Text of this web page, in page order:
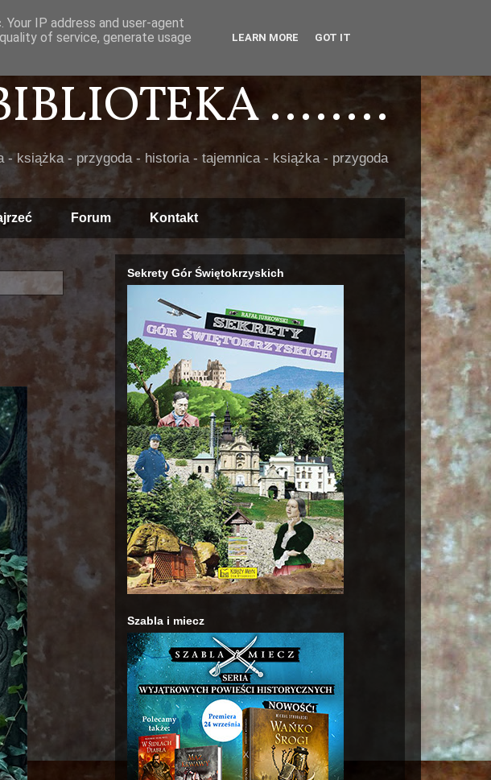
........
książka - przygoda - historia - tajemnica - książka - przygoda
Forum Kontakt
Sekrety Gór Świętokrzyskich
Szabla i miecz
IP address and user-agent
of service, generate usage
LEARN MORE GOT IT